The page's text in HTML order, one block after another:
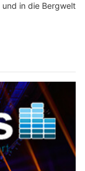
in die Bergwelt